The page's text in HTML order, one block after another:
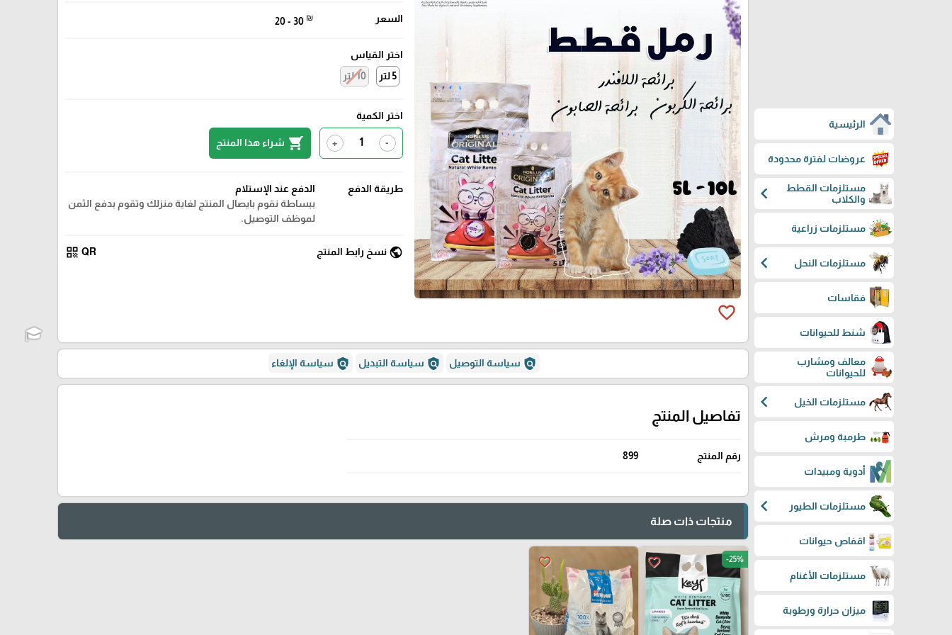
الرئيسية
عروضات لفترة محدودة
مستلزمات القطط
والكلاب
chevron_left
مستلزمات زراعية
مستلزمات النحل chevron_left
فقاسات
شنط للحيوانات
معالف ومشارب
للحيوانات
مستلزمات الخيل chevron_left
طرمبة ومرش
أدوية ومبيدات
مستلزمات الطيور chevron_left
اقفاص حيوانات
مستلزمات الأغنام
ميزان حرارة ورطوبة
favorite_border
السعر 20 - 30 ₪
اختر القياس
5 لتر
10 لتر
اختر الكمية
-
+
shopping_cart شراء هذا المنتج
طريقة الدفع
الدفع عند الإستلام
ببساطة نقوم بايصال المنتج لغاية منزلك وتقوم بدفع الثمن
لموظف التوصيل.
public نسخ رابط المنتج QR
qr_code
policy سياسة التوصيل policy سياسة التبديل policy سياسة الإلغاء
تفاصيل المنتج
رقم المنتج 899
منتجات ذات صلة
favorite_border -25%
favorite_border